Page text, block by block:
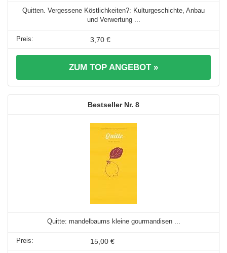
Quitten. Vergessene Köstlichkeiten?: Kulturgeschichte, Anbau
und Verwertung ...
3,70 €
ZUM TOP ANGEBOT »
8
Quitte: mandelbaums kleine gourmandisen ...
15,00 €